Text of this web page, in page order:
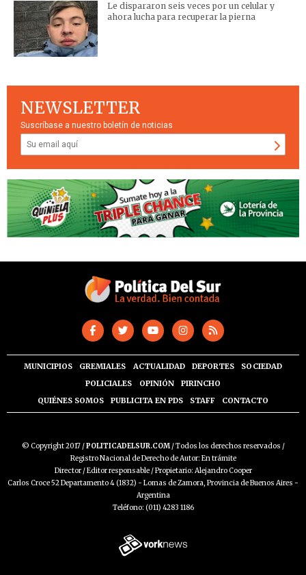
Le dispararon seis veces por un celular y
ahora lucha para recuperar la pierna
NEWSLETTER
Suscríbase a nuestro boletín de noticias
MUNICIPIOS GREMIALES ACTUALIDAD DEPORTES
SOCIEDAD
POLICIALES
OPINIÓN
PIRINCHO
QUIÉNES SOMOS
PUBLICITA EN PDS STAFF CONTACTO
© Copyright 2017 /POLITICADELSUR.COM/ Todos los derechos reservados /
Registro Nacional de Derecho de Autor: En trámite
Director / Editor responsable / Propietario: Alejandro Cooper
Carlos Croce 52 Departamento 4 (1832) - Lomas de Zamora, Provincia de Buenos Aires -
Argentina
Teléfono: (011) 4283 1186